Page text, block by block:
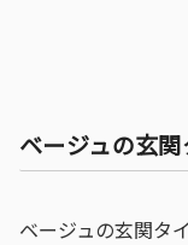
ベージュの玄
ベージュの玄関タ